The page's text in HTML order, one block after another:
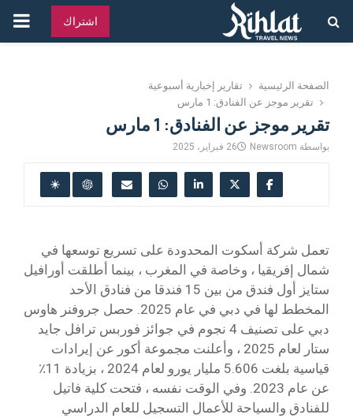
اشتراك
الصفحة الرئيسية
تقارير إخبارية أسبوعية
تقرير موجز عن الفنادق: 1 مارس
تقرير موجز عن الفنادق: 1 مارس
بواسطة Newsroom 26 فبراير، 2025
تعمل شركة أسكوت المحدودة على تسريع توسعها في
شمال إفريقيا ، وخاصة في المغرب ، بينما أطلقت أورافيل
ستايز أول فندق من بين 15 فندقا من فنادق الأحد
المخطط لها في دبي في عام 2025. حصل جروفنر هاوس
دبي على تصنيف 4 نجوم في جوائز فوربس ترافل جايد
ستار لعام 2025 ، وأعلنت مجموعة أكور عن إيرادات
قياسية بلغت 5.606 مليار يورو لعام 2024 ، بزيادة 11٪
عن عام 2023. وفي الوقت نفسه ، فتحت كلية فاتيل
للفنادق والسياحة للأعمال التسجيل للعام الدراسي